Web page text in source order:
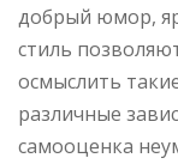
добрый юмор,
стиль
осмыслить
различные
самооценка